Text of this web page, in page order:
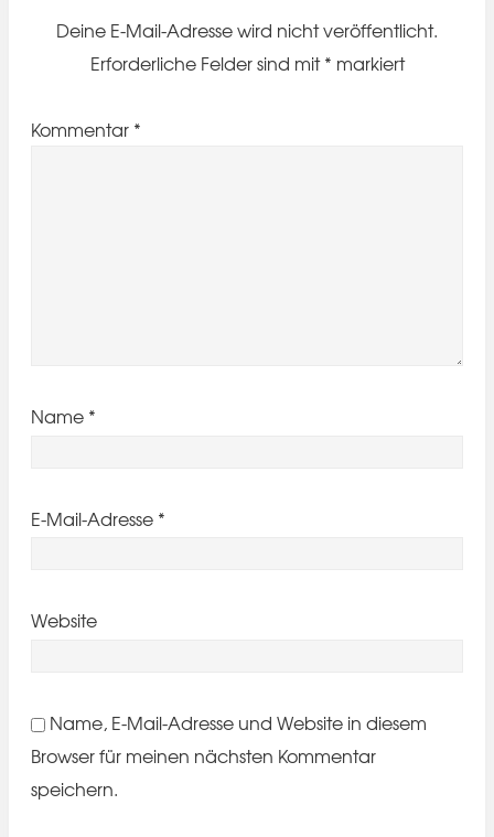
Deine E-Mail-Adresse wird nicht veröffentlicht.
Erforderliche Felder sind mit* markiert
Kommentar *
Name *
E-Mail-Adresse *
Website
Name, E-Mail-Adresse und Website in diesem
Browser für meinen nächsten Kommentar
speichern.